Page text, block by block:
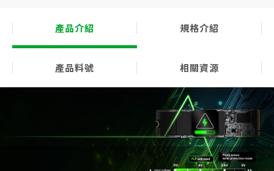
產品介紹 規格介紹
產品料號 相關資源